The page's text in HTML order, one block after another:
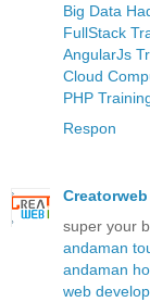
Big Data
FullStack
AngularJs
Cloud
PHP
Respon
super your
andaman
andaman
web